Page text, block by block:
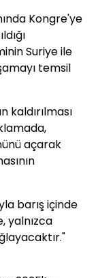
Kongre'ye
Suriye ile
temsil
kaldırılması
açarak
barış içinde
yalnızca